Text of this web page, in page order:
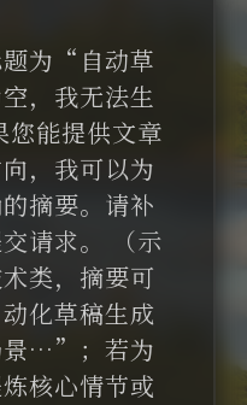
题为“自动草
，我无法生
您能提供文章
，我可以为
摘要。请补
请求。 （示
类，摘要可
化草稿生成
景…”；若为
核心情节或